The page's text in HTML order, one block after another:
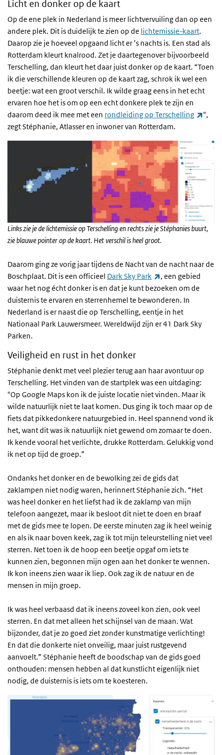
Licht en donker op de kaart
Op de ene plek in Nederland is meer lichtvervuiling dan op een
andere plek. Dit is duidelijk te zien op de lichtemissie-kaart.
Daarop zie je hoeveel opgaand licht er ’s nachts is. Een stad als
Rotterdam kleurt knalrood. Zet je daartegenover bijvoorbeeld
Terschelling, dan kleurt het daar juist donker op de kaart. “Toen
ik die verschillende kleuren op de kaart zag, schrok ik wel een
beetje: wat een groot verschil. Ik wilde graag eens in het echt
ervaren hoe het is om op een echt donkere plek te zijn en
daarom deed ik mee met een rondleiding op Terschelling
",
zegt Stéphanie, Atlasser en inwoner van Rotterdam.
Links zie je de lichtemissie op Terschelling en rechts zie je Stéphanies buurt,
zie blauwe pointer op de kaart. Het verschil is heel groot.
Daarom ging ze vorig jaar tijdens de Nacht van de nacht naar de
Boschplaat. Dit is een officieel Dark Sky Park (externe link)
, een gebied
waar het nog écht donker is en dat je kunt bezoeken om de
duisternis te ervaren en sterrenhemel te bewonderen. In
Nederland is er naast die op Terschelling, eentje in het
Nationaal Park Lauwersmeer. Wereldwijd zijn er 41 Dark Sky
Parken.
Veiligheid en rust in het donker
Stéphanie denkt met veel plezier terug aan haar avontuur op
Terschelling. Het vinden van de startplek was een uitdaging:
"Op Google Maps kon ik de juiste locatie niet vinden. Maar ik
wilde natuurlijk niet te laat komen. Dus ging ik toch maar op de
fiets dat pikkedonkere natuurgebied in. Heel spannend vond ik
het, want dit was ik natuurlijk niet gewend om zomaar te doen.
Ik kende vooral het verlichte, drukke Rotterdam. Gelukkig vond
ik net op tijd de groep.”
Ondanks het donker en de bewolking zei de gids dat
zaklampen niet nodig waren, herinnert Stéphanie zich. “Het
was heel donker en het liefst had ik de zaklamp van mijn
telefoon aangezet, maar ik besloot dit niet te doen en braaf
met de gids mee te lopen. De eerste minuten zag ik heel weinig
en als ik naar boven keek, zag ik tot mijn teleurstelling niet veel
sterren. Net toen ik de hoop een beetje opgaf om iets te
kunnen zien, begonnen mijn ogen aan het donker te wennen.
Ik kon ineens zien waar ik liep. Ook zag ik de natuur en de
mensen in mijn groep.
Ik was heel verbaasd dat ik ineens zoveel kon zien, ook veel
sterren. En dat met alleen het schijnsel van de maan. Wat
bijzonder, dat je zo goed ziet zonder kunstmatige verlichting!
En dat die donkerte niet onveilig, maar juist rustgevend
aanvoelt.” Stéphanie heeft de boodschap van de gids goed
onthouden: mensen hebben al dat kunstlicht eigenlijk niet
nodig, de duisternis is iets om te koesteren.